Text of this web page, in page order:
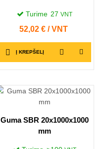
Turime 27 VNT
Kaina
52,02 € / VNT
Į KREPŠELĮ
Guma SBR 20x1000x1000
mm